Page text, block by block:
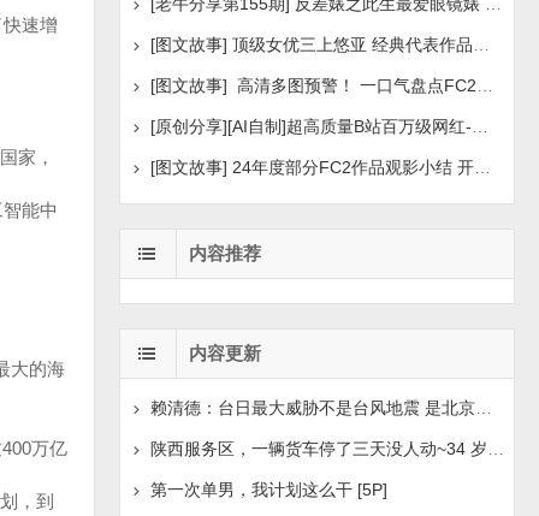
速增
家，
能中
大的海
万亿
，到
[图文故事] 24年度部分FC2作品观影小结 开年王炸后续
内容推荐
内容更新
赖清德：台日最大威胁不是台风地震 是北京侵扰胁迫
第一次单男，我计划这么干 [5P]